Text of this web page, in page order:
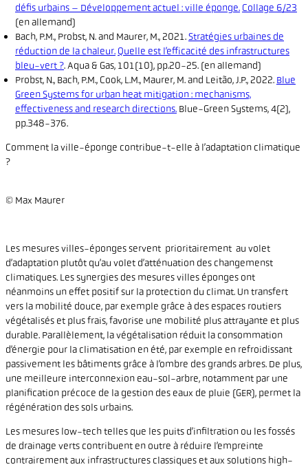
défis urbains – Développement actuel : ville éponge. Collage 6/23
(en allemand)
Bach, P.M., Probst, N. and Maurer, M., 2021.Stratégies urbaines de
réduction de la chaleur. Quelle est l’efficacité des infrastructures
bleu-vert ?. Aqua & Gas, 101(10), pp.20-25. (en allemand)
Probst, N., Bach, P.M., Cook, L.M., Maurer, M. and Leitão, J.P., 2022. Blue
Green Systems for urban heat mitigation : mechanisms,
effectiveness and research directions. Blue-Green Systems, 4(2),
pp.348-376.
Comment la ville-éponge contribue-t-elle à l’adaptation climatique
?
© Max Maurer
Les mesures villes-éponges servent prioritairement au volet
d’adaptation plutôt qu’au volet d’atténuation des changemenst
climatiques. Les synergies des mesures villes éponges ont
néanmoins un effet positif sur la protection du climat. Un transfert
vers la mobilité douce, par exemple grâce à des espaces routiers
végétalisés et plus frais, favorise une mobilité plus attrayante et plus
durable. Parallèlement, la végétalisation réduit la consommation
d’énergie pour la climatisation en été, par exemple en refroidissant
passivement les bâtiments grâce à l’ombre des grands arbres. De plus,
une meilleure interconnexion eau-sol-arbre, notamment par une
planification précoce de la gestion des eaux de pluie (GER), permet la
régénération des sols urbains.
Les mesures low-tech telles que les puits d’infiltration ou les fossés
de drainage verts contribuent en outre à réduire l’empreinte
contrairement aux infrastructures classiques et aux solutions high-